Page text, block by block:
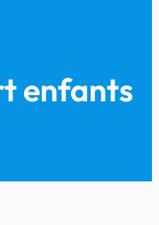
enfants